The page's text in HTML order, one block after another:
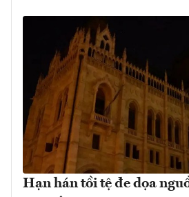
Hạn hán tồi tệ đe dọa